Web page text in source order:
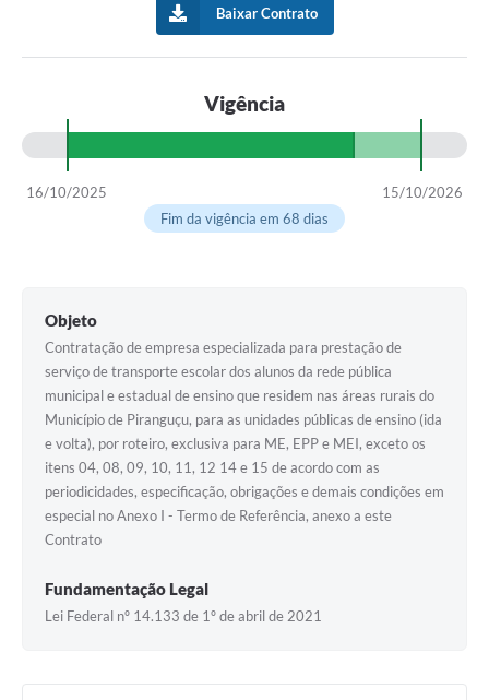
Baixar Contrato
Vigência
16/10/2025
15/10/2026
Fim da vigência em 68 dias
Objeto
Contratação de empresa especializada para prestação de
serviço de transporte escolar dos alunos da rede pública
municipal e estadual de ensino que residem nas áreas rurais do
Município de Piranguçu, para as unidades públicas de ensino (ida
e volta), por roteiro, exclusiva para ME, EPP e MEI, exceto os
itens 04, 08, 09, 10, 11, 12 14 e 15 de acordo com as
periodicidades, especificação, obrigações e demais condições em
especial no Anexo I - Termo de Referência, anexo a este
Contrato
Fundamentação Legal
Lei Federal nº 14.133 de 1º de abril de 2021